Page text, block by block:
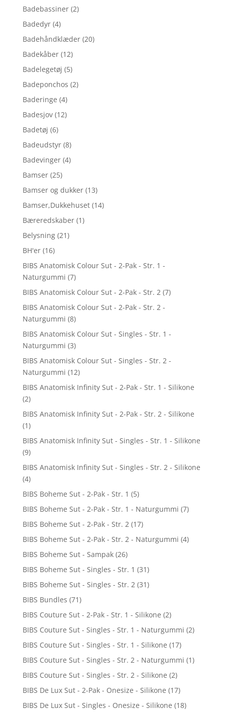
Badebassiner (2)
Badedyr (4)
Badehåndklæder (20)
Badekåber (12)
Badelegetøj (5)
Badeponchos (2)
Baderinge (4)
Badesjov (12)
Badetøj (6)
Badeudstyr (8)
Badevinger (4)
Bamser (25)
Bamser og dukker (13)
Bamser,Dukkehuset (14)
Bæreredskaber (1)
Belysning (21)
BH'er (16)
BIBS Anatomisk Colour Sut - 2-Pak - Str. 1 -
Naturgummi (7)
BIBS Anatomisk Colour Sut - 2-Pak - Str. 2 (7)
BIBS Anatomisk Colour Sut - 2-Pak - Str. 2 -
Naturgummi (8)
BIBS Anatomisk Colour Sut - Singles - Str. 1 -
Naturgummi (3)
BIBS Anatomisk Colour Sut - Singles - Str. 2 -
Naturgummi (12)
BIBS Anatomisk Infinity Sut - 2-Pak - Str. 1 - Silikone
(2)
BIBS Anatomisk Infinity Sut - 2-Pak - Str. 2 - Silikone
(1)
BIBS Anatomisk Infinity Sut - Singles - Str. 1 - Silikone
(9)
BIBS Anatomisk Infinity Sut - Singles - Str. 2 - Silikone
(4)
BIBS Boheme Sut - 2-Pak - Str. 1 (5)
BIBS Boheme Sut - 2-Pak - Str. 1 - Naturgummi (7)
BIBS Boheme Sut - 2-Pak - Str. 2 (17)
BIBS Boheme Sut - 2-Pak - Str. 2 - Naturgummi (4)
BIBS Boheme Sut - Sampak (26)
BIBS Boheme Sut - Singles - Str. 1 (31)
BIBS Boheme Sut - Singles - Str. 2 (31)
BIBS Bundles (71)
BIBS Couture Sut - 2-Pak - Str. 1 - Silikone (2)
BIBS Couture Sut - Singles - Str. 1 - Naturgummi (2)
BIBS Couture Sut - Singles - Str. 1 - Silikone (17)
BIBS Couture Sut - Singles - Str. 2 - Naturgummi (1)
BIBS Couture Sut - Singles - Str. 2 - Silikone (2)
BIBS De Lux Sut - 2-Pak - Onesize - Silikone (17)
BIBS De Lux Sut - Singles - Onesize - Silikone (18)